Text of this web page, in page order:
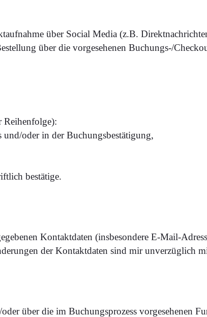
über Social Media (z.B.
über die vorgesehenen Buchungs-/
Reihenfolge):
oder in der Buchungsbestätigung,
bestätige.
Kontaktdaten (insbesondere E-Mail-
der Kontaktdaten sind mir unverzüglich
über die im Buchungsprozess vorgesehenen